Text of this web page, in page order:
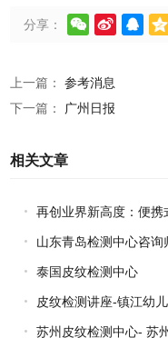
分享：    
上一篇：参考消息
下一篇：
广州日报
相关文章
再创业界新高度：便
山东青岛检测中心咨询
泰国皮纹检测中心
皮纹检测讲座-镇江幼
苏州皮纹检测中心- 苏